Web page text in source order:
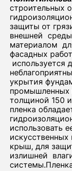
строительных
защиты от
внешней
материалом
фасадных
используется
укрытия
промышленных
толщиной 150
пленка
использовать
крыш, для
излишней